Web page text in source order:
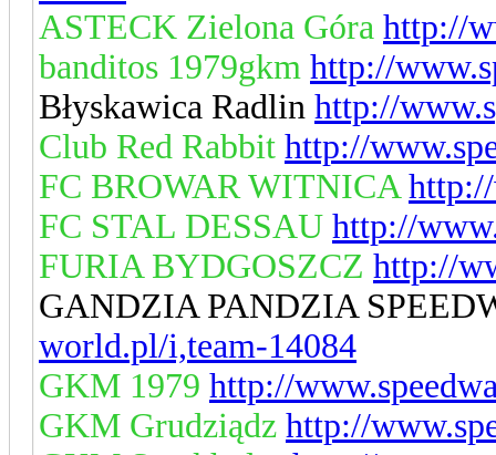
ASTECK Zielona Góra http://
banditos 1979gkm http://
Błyskawica Radlin http://
Club Red Rabbit http://
FC BROWAR WITNICA
FC STAL DESSAU http://
FURIA BYDGOSZCZ http://
GANDZIA PANDZIA
world.pl/i,team-14084
GKM 1979 http://
GKM Grudziądz http://